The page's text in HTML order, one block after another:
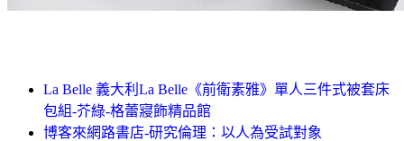
La Belle 義大利La Belle《前衛素雅》單人三件式被套床
包組-芥綠-格蕾寢飾精品館
博客來網路書店-研究倫理：以人為受試對象